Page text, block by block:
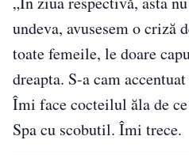
undeva, avusesem o criză
toate femeile, le doare
dreapta. S-a cam
Îmi face cocteilul ăla de
Spa cu scobutil. Îmi trece.